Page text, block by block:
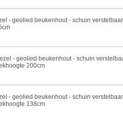
- geolied beukenhout - schuin
- geolied beukenhout - schuin
200cm
- geolied beukenhout - schuin
138cm